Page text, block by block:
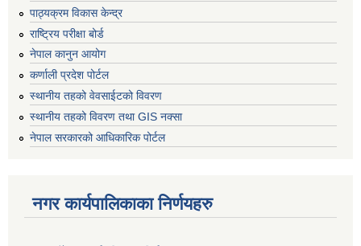
पाठ्यक्रम विकास केन्द्र
राष्ट्रिय परीक्षा बोर्ड
नेपाल कानुन आयोग
कर्णाली प्रदेश पोर्टल
स्थानीय तहको वेवसाईटको विवरण
स्थानीय तहको विवरण तथा GIS नक्सा
नेपाल सरकारको आधिकारिक पोर्टल
नगर कार्यपालिकाका निर्णयहरु